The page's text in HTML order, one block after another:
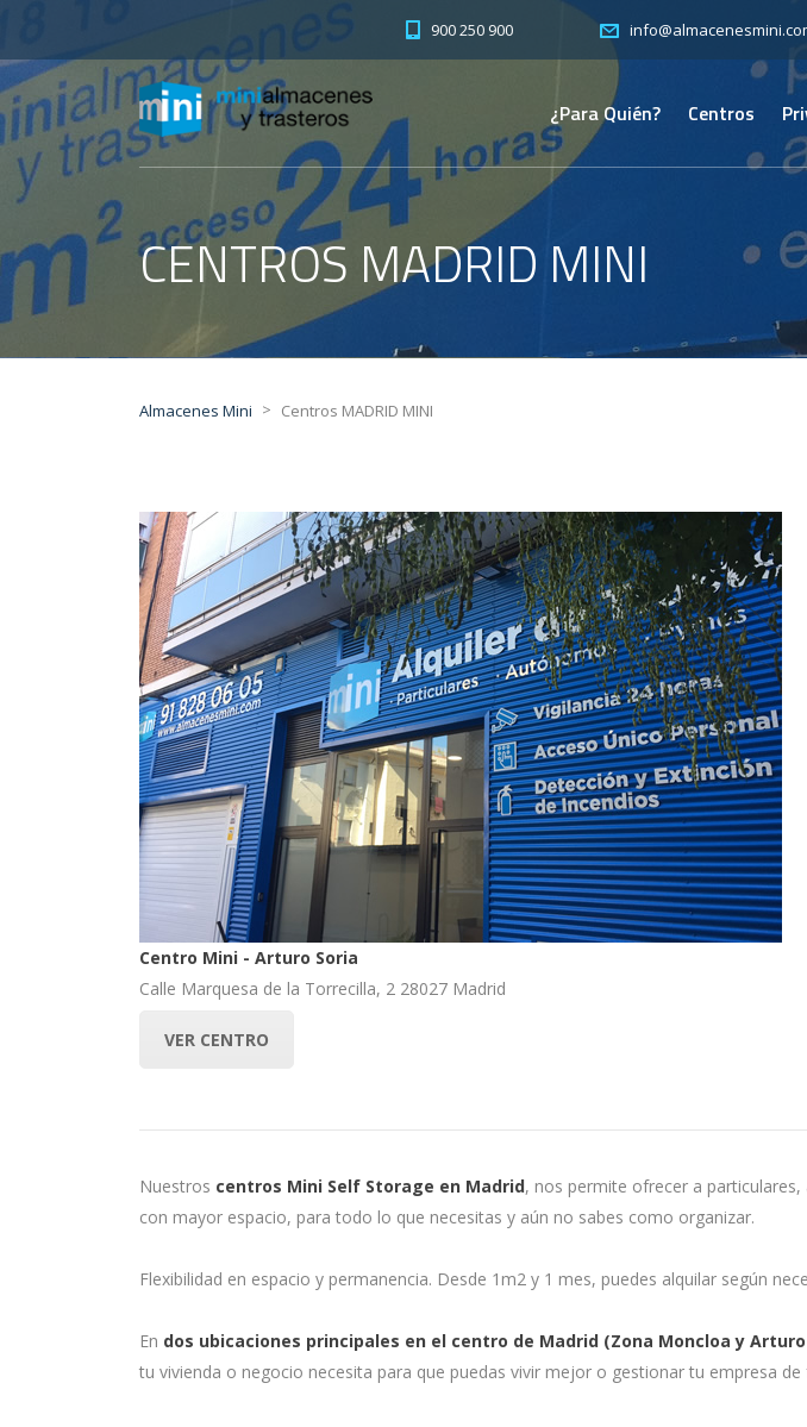
900 250 900
¿Para Quién? Centros
CENTROS MADRID MINI
Almacenes Mini > Centros MADRID MINI
Centro Mini - Arturo Soria
Calle Marquesa de la Torrecilla, 2 28027 Madrid
VER CENTRO
Nuestros centros Mini Self Storage en Madrid, nos permite ofrecer a
con mayor espacio, para todo lo que necesitas y aún no sabes como organizar.
Flexibilidad en espacio y permanencia. Desde 1m2 y 1 mes, puedes alquilar según
En dos ubicaciones principales en el centro de Madrid (Zona Moncloa y Arturo
tu vivienda o negocio necesita para que puedas vivir mejor o gestionar tu empresa